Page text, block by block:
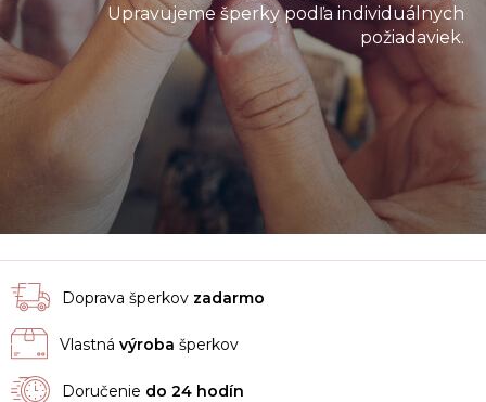
Upravujeme šperky podľa individuálnych
požiadaviek.
Doprava šperkov zadarmo
Vlastná výroba šperkov
Doručenie do 24 hodín